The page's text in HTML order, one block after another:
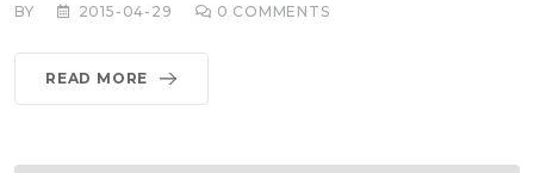
BY 2015-04-29 0 COMMENTS
READ MORE